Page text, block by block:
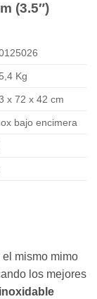
(3.5″)
Kg
x 72 x 42 cm
bajo encimera
el mismo mimo
los mejores